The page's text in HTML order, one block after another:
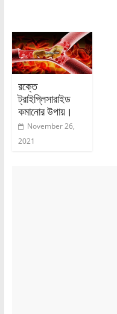
রক্তে
ট্রাইগ্লিসারাইড
কমানোর উপায়।
November 26,
2021